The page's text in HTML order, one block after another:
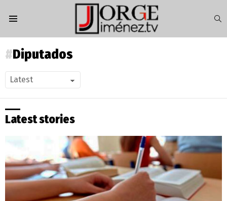
Diputados
Latest stories